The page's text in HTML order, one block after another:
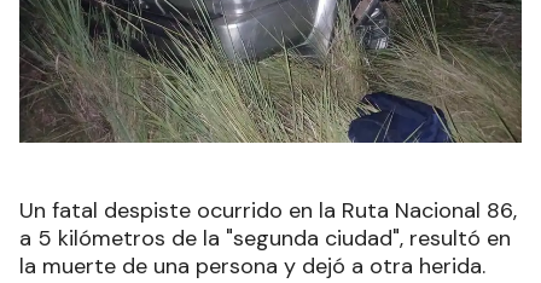
Un fatal despiste ocurrido en la Ruta Nacional 86,
a 5 kilómetros de la "segunda ciudad", resultó en
la muerte de una persona y dejó a otra herida.